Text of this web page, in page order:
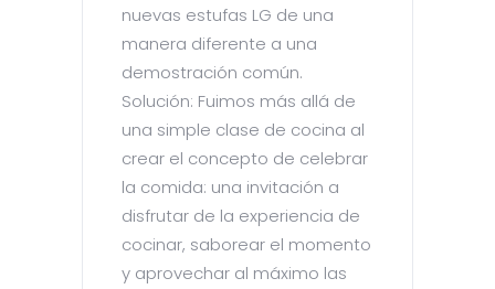
nuevas estufas LG de una
manera diferente a una
demostración común.
Solución: Fuimos más allá de
una simple clase de cocina al
crear el concepto de celebrar
la comida: una invitación a
disfrutar de la experiencia de
cocinar, saborear el momento
y aprovechar al máximo las